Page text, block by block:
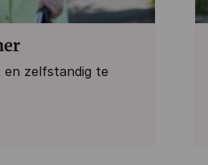
en zelfstandig te